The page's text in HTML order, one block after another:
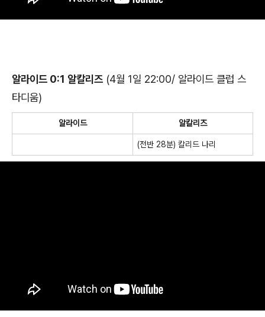
알라이드 0:1 알칼리즈 (4월 1일 22:00/ 알라이드 클럽 스
타디움)
알라이드 알칼리즈
(전반 28분) 칼리드 나리